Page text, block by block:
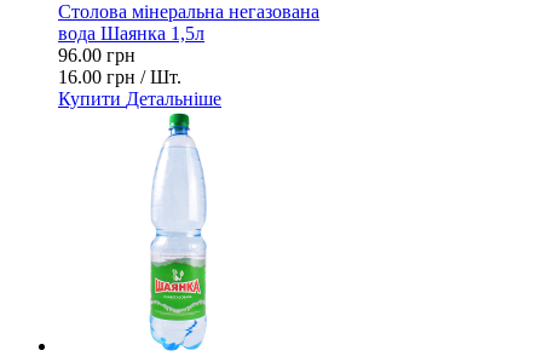
Столова мінеральна негазована
вода Шаянка 1,5л
96.00 грн
16.00 грн / Шт.
Купити Детальніше